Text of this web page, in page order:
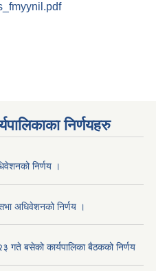
निर्णयहरु
निर्णय ।
अधिवेशनको निर्णय ।
गते बसेको कार्यपालिका बैठकको निर्णय